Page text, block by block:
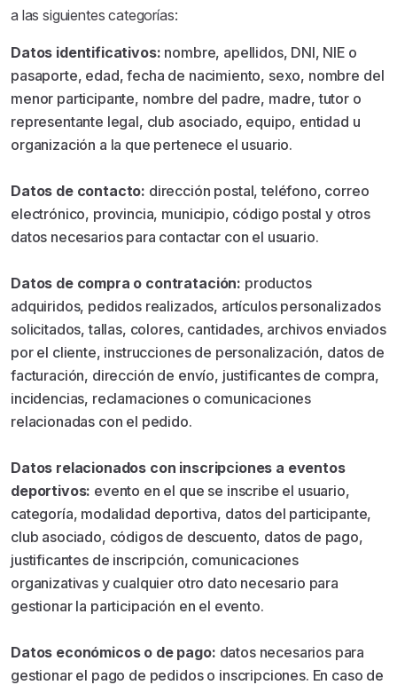
a las siguientes categorías:
Datos identificativos: nombre, apellidos, DNI, NIE o
pasaporte, edad, fecha de nacimiento, sexo, nombre del
menor participante, nombre del padre, madre, tutor o
representante legal, club asociado, equipo, entidad u
organización a la que pertenece el usuario.
Datos de contacto: dirección postal, teléfono, correo
electrónico, provincia, municipio, código postal y otros
datos necesarios para contactar con el usuario.
Datos de compra o contratación: productos
adquiridos, pedidos realizados, artículos personalizados
solicitados, tallas, colores, cantidades, archivos enviados
por el cliente, instrucciones de personalización, datos de
facturación, dirección de envío, justificantes de compra,
incidencias, reclamaciones o comunicaciones
relacionadas con el pedido.
Datos relacionados con inscripciones a eventos
deportivos: evento en el que se inscribe el usuario,
categoría, modalidad deportiva, datos del participante,
club asociado, códigos de descuento, datos de pago,
justificantes de inscripción, comunicaciones
organizativas y cualquier otro dato necesario para
gestionar la participación en el evento.
Datos económicos o de pago: datos necesarios para
gestionar el pago de pedidos o inscripciones. En caso de